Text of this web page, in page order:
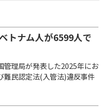
トナム人が6599人で
管理局が発表した2025年にお
難民認定法(入管法)違反事件